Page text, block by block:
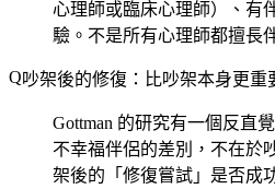
心理師或臨床心理師）、有
驗。不是所有心理師都擅長
吵架後的修復：比吵架本身更重
Gottman 的研究有一個反直
不幸福伴侶的差別，不在於
架後的「修復嘗試」是否成